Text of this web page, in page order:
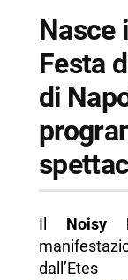
Nasce
Festa
di
Il Noisy